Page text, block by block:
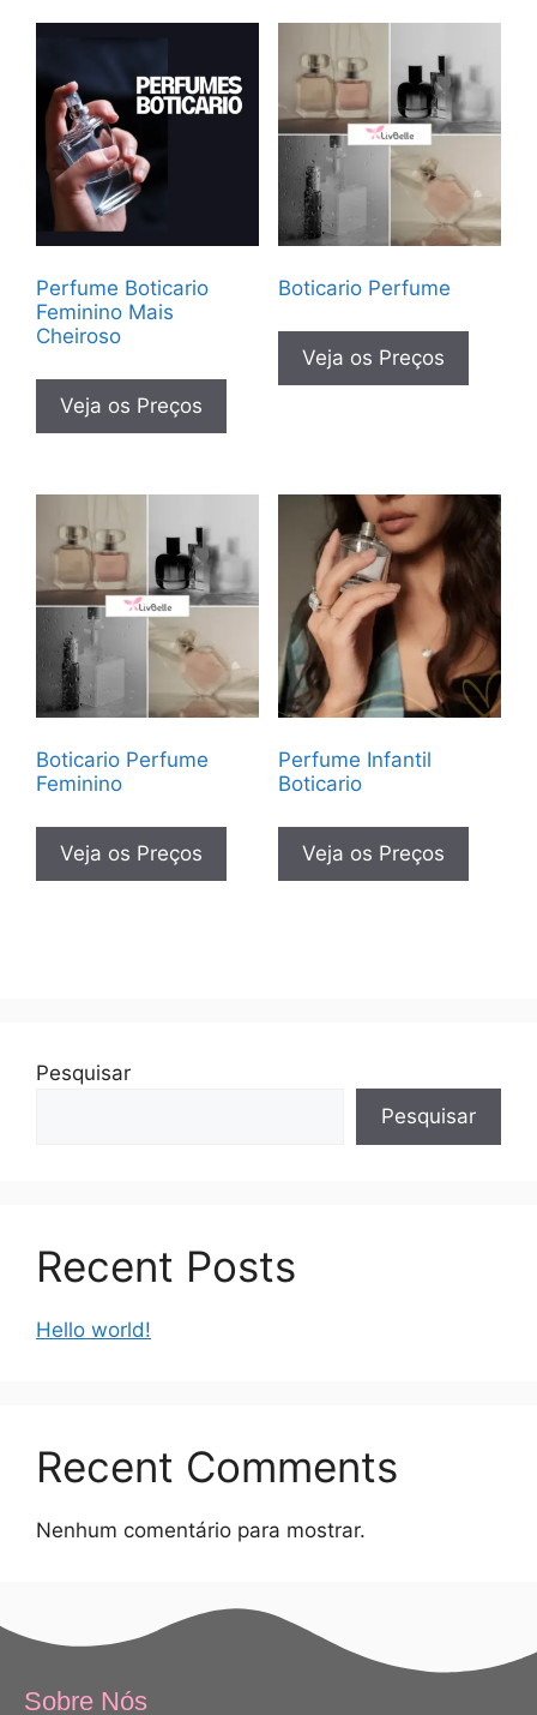
Perfume Boticario
Feminino Mais
Cheiroso
Veja os Preços
Boticario Perfume
Veja os Preços
Boticario Perfume
Feminino
Veja os Preços
Perfume Infantil
Boticario
Veja os Preços
Pesquisar
Pesquisar
Recent Posts
Hello world!
Recent Comments
Nenhum comentário para mostrar.
Sobre Nós